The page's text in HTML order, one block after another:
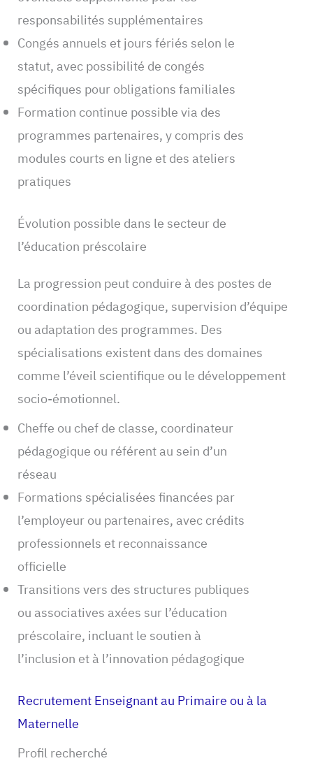
responsabilités supplémentaires
Congés annuels et jours fériés selon le
statut, avec possibilité de congés
spécifiques pour obligations familiales
Formation continue possible via des
programmes partenaires, y compris des
modules courts en ligne et des ateliers
pratiques
Évolution possible dans le secteur de
l’éducation préscolaire
La progression peut conduire à des postes de
coordination pédagogique, supervision d’équipe
ou adaptation des programmes. Des
spécialisations existent dans des domaines
comme l’éveil scientifique ou le développement
socio-émotionnel.
Cheffe ou chef de classe, coordinateur
pédagogique ou référent au sein d’un
réseau
Formations spécialisées financées par
l’employeur ou partenaires, avec crédits
professionnels et reconnaissance
officielle
Transitions vers des structures publiques
ou associatives axées sur l’éducation
préscolaire, incluant le soutien à
l’inclusion et à l’innovation pédagogique
Recrutement Enseignant au Primaire ou à la
Maternelle
Profil recherché